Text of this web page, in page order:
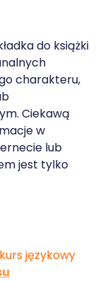
do książki
charakteru,
Ciekawą
w
lub
jest tylko
językowy